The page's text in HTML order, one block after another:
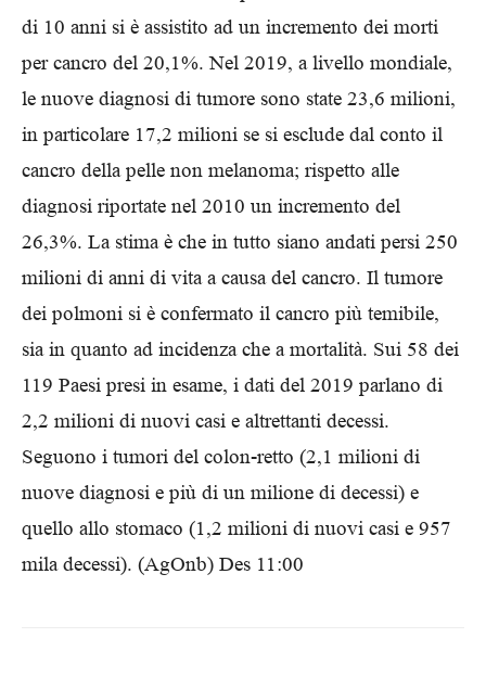
di 10 anni si è assistito ad un incremento dei morti
per cancro del 20,1%. Nel 2019, a livello mondiale,
le nuove diagnosi di tumore sono state 23,6 milioni,
in particolare 17,2 milioni se si esclude dal conto il
cancro della pelle non melanoma; rispetto alle
diagnosi riportate nel 2010 un incremento del
26,3%. La stima è che in tutto siano andati persi 250
milioni di anni di vita a causa del cancro. Il tumore
dei polmoni si è confermato il cancro più temibile,
sia in quanto ad incidenza che a mortalità. Sui 58 dei
119 Paesi presi in esame, i dati del 2019 parlano di
2,2 milioni di nuovi casi e altrettanti decessi.
Seguono i tumori del colon-retto (2,1 milioni di
nuove diagnosi e più di un milione di decessi) e
quello allo stomaco (1,2 milioni di nuovi casi e 957
mila decessi). (AgOnb) Des 11:00